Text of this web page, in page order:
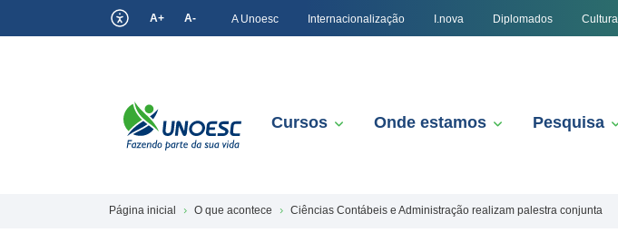
A+ A- A Unoesc Internacionalização I.nova Diplomados Cultura
Cursos Onde estamos Pesquisa
Página inicial O que acontece Ciências Contábeis e Administração realizam palestra conjunta